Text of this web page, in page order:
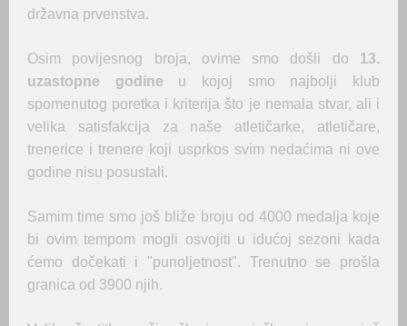
državna prvenstva.
Osim povijesnog broja, ovime smo došli do 13.
uzastopne godine u kojoj smo najbolji klub
spomenutog poretka i kriterija što je nemala stvar, ali i
velika satisfakcija za naše atletičarke, atletičare,
trenerice i trenere koji usprkos svim nedaćima ni ove
godine nisu posustali.
Samim time smo još bliže broju od 4000 medalja koje
bi ovim tempom mogli osvojiti u idućoj sezoni kada
ćemo dočekati i "punoljetnost". Trenutno se prošla
granica od 3900 njih.